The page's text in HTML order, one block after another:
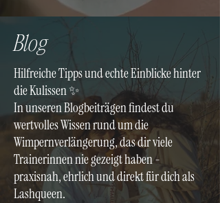
Blog
Hilfreiche Tipps und echte Einblicke hinter
die Kulissen ✨
In unseren Blogbeiträgen findest du
wertvolles Wissen rund um die
Wimpernverlängerung, das dir viele
Trainerinnen nie gezeigt haben -
praxisnah, ehrlich und direkt für dich als
Lashqueen.